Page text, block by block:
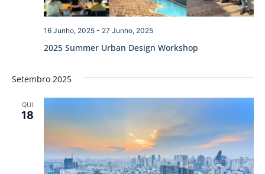
2025 Summer Urban Design Workshop
16 Junho, 2025- 27 Junho, 2025
Setembro 2025
QUI
18